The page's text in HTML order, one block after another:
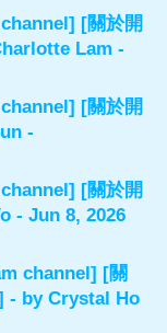
[關於開
Lam -
[關於開
-
[關於開
- Jun 8, 2026
channel] [關
- byCrystal Ho